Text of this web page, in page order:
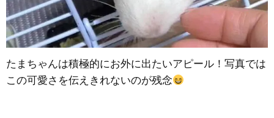
たまちゃんは積極的にお外に出たいアピール！写真では
この可愛さを伝えきれないのが残念